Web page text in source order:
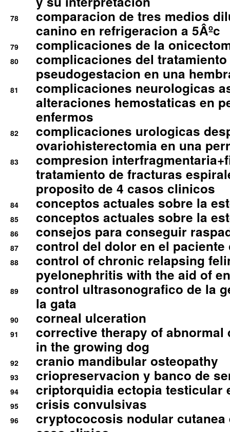
78
comparacion de tres medios
canino en refrigeracion a 5Âºc
79 complicaciones de la
80
complicaciones del
pseudogestacion en una
81
complicaciones neurologicas
alteraciones hemostaticas en
enfermos
82
complicaciones urologicas
ovariohisterectomia en una
83
compresion
tratamiento de fracturas
proposito de 4 casos clinicos
84 conceptos actuales sobre la
85 conceptos actuales sobre la
86 consejos para conseguir
87 control del dolor en el
88
control of chronic relapsing
pyelonephritis with the aid of
89
control ultrasonografico de la
la gata
90 corneal ulceration
91
corrective therapy of abnormal
in the growing dog
92 cranio mandibular osteopathy
93 criopreservacion y banco de
94 criptorquidia ectopia testicular
95 crisis convulsivas
96
cryptococosis nodular cutanea